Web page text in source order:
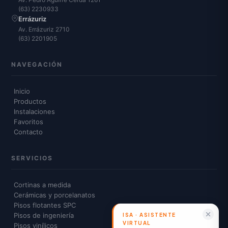
(63) 2230933
Errázuriz
Av. Errázuriz 2710
(63) 2201905
NAVEGACIÓN
Inicio
Productos
Instalaciones
Favoritos
Contacto
SERVICIOS
Cortinas a medida
Cerámicas y porcelanatos
Pisos flotantes SPC
Pisos de ingeniería
Pisos vinílicos